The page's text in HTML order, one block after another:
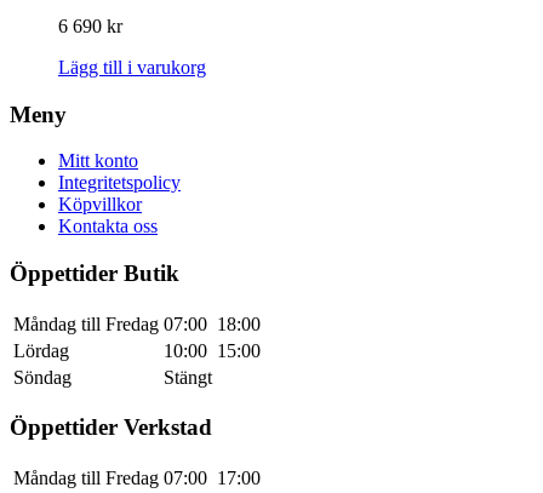
6 690 kr
Lägg till i varukorg
Meny
Mitt konto
Integritetspolicy
Köpvillkor
Kontakta oss
Öppettider Butik
Måndag till Fredag 07:00 18:00
Lördag
10:00 15:00
Söndag
Stängt
Öppettider Verkstad
Måndag till Fredag 07:00 17:00